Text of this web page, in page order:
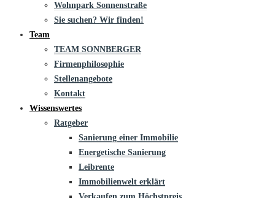
Wohnpark Sonnenstraße
Sie suchen? Wir finden!
Team
TEAM SONNBERGER
Firmenphilosophie
Stellenangebote
Kontakt
Wissenswertes
Ratgeber
Sanierung einer Immobilie
Energetische Sanierung
Leibrente
Immobilienwelt erklärt